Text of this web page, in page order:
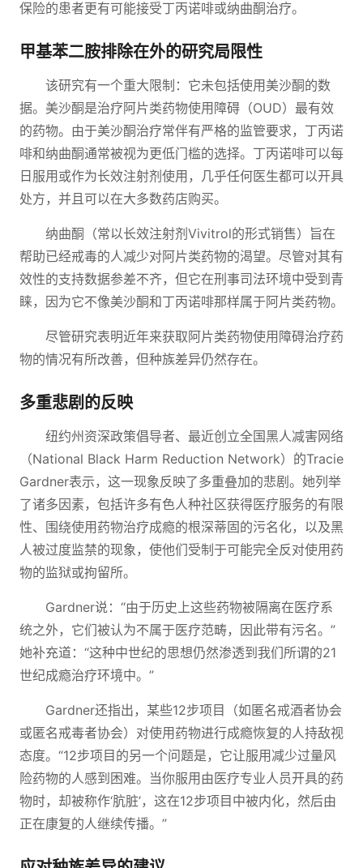
保险的患者更有可能接受丁丙诺啡或纳曲酮治疗。
甲基苯二胺排除在外的研究局限性
该研究有一个重大限制：它未包括使用美沙酮的数
据。美沙酮是治疗阿片类药物使用障碍（OUD）最有效
的药物。由于美沙酮治疗常伴有严格的监管要求，丁丙诺
啡和纳曲酮通常被视为更低门槛的选择。丁丙诺啡可以每
日服用或作为长效注射剂使用，几乎任何医生都可以开具
处方，并且可以在大多数药店购买。
纳曲酮（常以长效注射剂Vivitrol的形式销售）旨在
帮助已经戒毒的人减少对阿片类药物的渴望。尽管对其有
效性的支持数据参差不齐，但它在刑事司法环境中受到青
睐，因为它不像美沙酮和丁丙诺啡那样属于阿片类药物。
尽管研究表明近年来获取阿片类药物使用障碍治疗药
物的情况有所改善，但种族差异仍然存在。
多重悲剧的反映
纽约州资深政策倡导者、最近创立全国黑人减害网络
（National Black Harm Reduction Network）的Tracie
Gardner表示，这一现象反映了多重叠加的悲剧。她列举
了诸多因素，包括许多有色人种社区获得医疗服务的有限
性、围绕使用药物治疗成瘾的根深蒂固的污名化，以及黑
人被过度监禁的现象，使他们受制于可能完全反对使用药
物的监狱或拘留所。
Gardner说：“由于历史上这些药物被隔离在医疗系
统之外，它们被认为不属于医疗范畴，因此带有污名。”
她补充道：“这种中世纪的思想仍然渗透到我们所谓的21
世纪成瘾治疗环境中。”
Gardner还指出，某些12步项目（如匿名戒酒者协会
或匿名戒毒者协会）对使用药物进行成瘾恢复的人持敌视
态度。“12步项目的另一个问题是，它让服用减少过量风
险药物的人感到困难。当你服用由医疗专业人员开具的药
物时，却被称作‘肮脏’，这在12步项目中被内化，然后由
正在康复的人继续传播。”